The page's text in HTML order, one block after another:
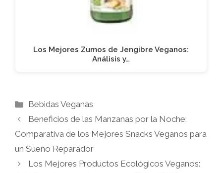
Los Mejores Zumos de Jengibre Veganos:
Análisis y…
Categorías
Bebidas Veganas
Beneficios de las Manzanas por la Noche:
Comparativa de los Mejores Snacks Veganos para
un Sueño Reparador
Los Mejores Productos Ecológicos Veganos: